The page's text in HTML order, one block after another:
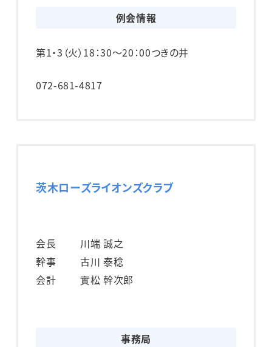
例会情報
第1・3（火） 18：30～20：00つきの井
072-681-4817
茨木ローズライオンズクラブ
会長
川端 誠之
幹事
古川 泰稔
会計
實松 幹次郎
事務局